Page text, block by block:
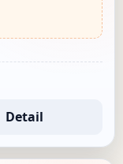
Detail